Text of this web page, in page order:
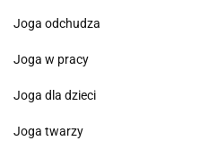
Joga odchudza
Joga w pracy
Joga dla dzieci
Joga twarzy